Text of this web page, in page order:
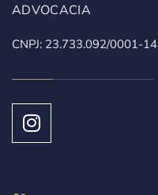
ADVOCACIA
CNPJ: 23.733.092/0001-14